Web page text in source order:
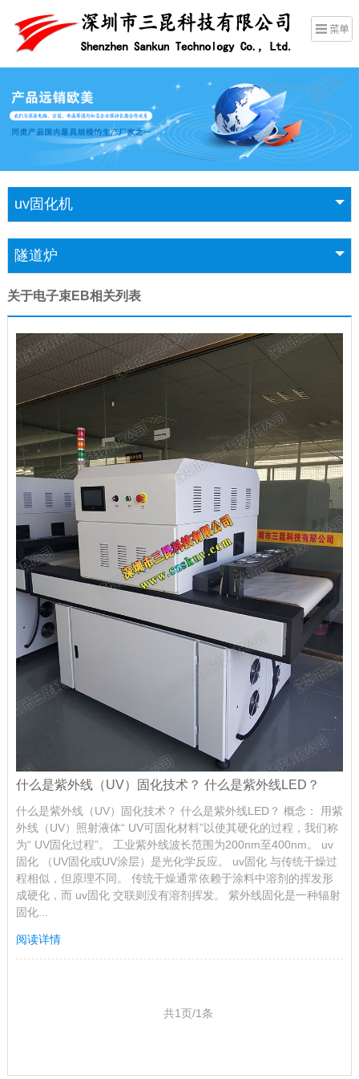
uv固化机
隧道炉
关于电子束EB相关列表
什么是紫外线（UV）固化技术？ 什么是紫外线LED？
什么是紫外线（UV）固化技术？ 什么是紫外线LED？ 概念： 用紫
外线（UV）照射液体“ UV可固化材料”以使其硬化的过程，我们称
为“ UV固化过程”。 工业紫外线波长范围为200nm至400nm。 uv
固化 （UV固化或UV涂层）是光化学反应。 uv固化 与传统干燥过
程相似，但原理不同。 传统干燥通常依赖于涂料中溶剂的挥发形
成硬化，而 uv固化 交联则没有溶剂挥发。 紫外线固化是一种辐射
固化...
阅读详情
共1页/1条